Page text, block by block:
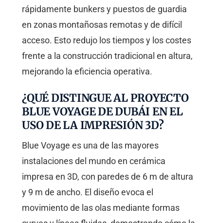
rápidamente bunkers y puestos de guardia
en zonas montañosas remotas y de difícil
acceso. Esto redujo los tiempos y los costes
frente a la construcción tradicional en altura,
mejorando la eficiencia operativa.
¿QUÉ DISTINGUE AL PROYECTO
BLUE VOYAGE DE DUBÁI EN EL
USO DE LA IMPRESIÓN 3D?
Blue Voyage es una de las mayores
instalaciones del mundo en cerámica
impresa en 3D, con paredes de 6 m de altura
y 9 m de ancho. El diseño evoca el
movimiento de las olas mediante formas